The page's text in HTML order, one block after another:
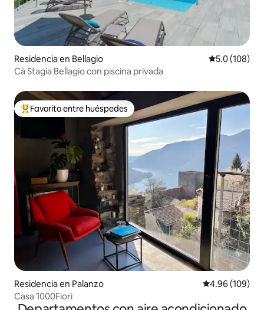
Residencia en Bellagio Calificación
5.0 (108)
Cà Stagia Bellagio con piscina privada
De los mejores en Favorito entre huéspedes
Favorito entre huéspedes
Residencia en Palanzo Calificación
4.96 (109)
Casa 1000Fiori